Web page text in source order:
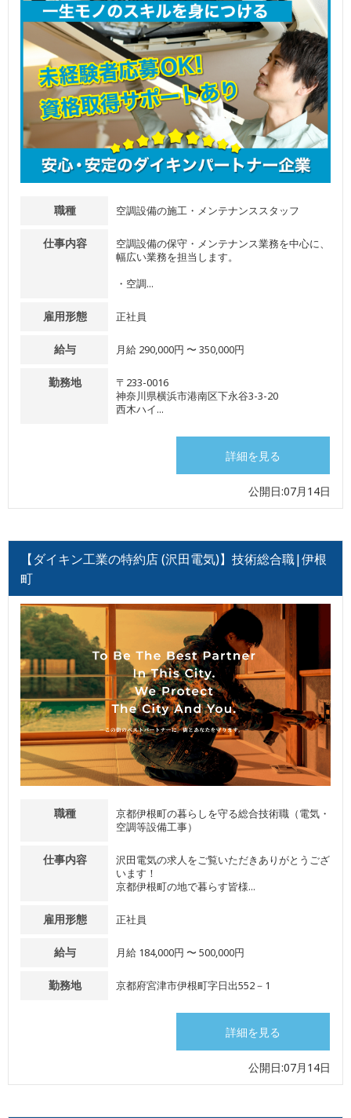
職種 空調設備の施工・メンテナンススタッフ
仕事内容
空調設備の保守・メンテナンス業務を中心に、
幅広い業務を担当します。
・空調...
雇用形態 正社員
給与 月給 290,000円 〜 350,000円
勤務地
〒233-0016
神奈川県横浜市港南区下永谷3-3-20
西木ハイ...
詳細を見る
公開日:07月14日
【ダイキン工業の特約店 (沢田電気)】技術総合職|伊根
町
職種
京都伊根町の暮らしを守る総合技術職（電気・
空調等設備工事）
仕事内容
沢田電気の求人をご覧いただきありがとうござ
います！
京都伊根町の地で暮らす皆様...
雇用形態 正社員
給与 月給 184,000円 〜 500,000円
勤務地 京都府宮津市伊根町字日出552－1
詳細を見る
公開日:07月14日